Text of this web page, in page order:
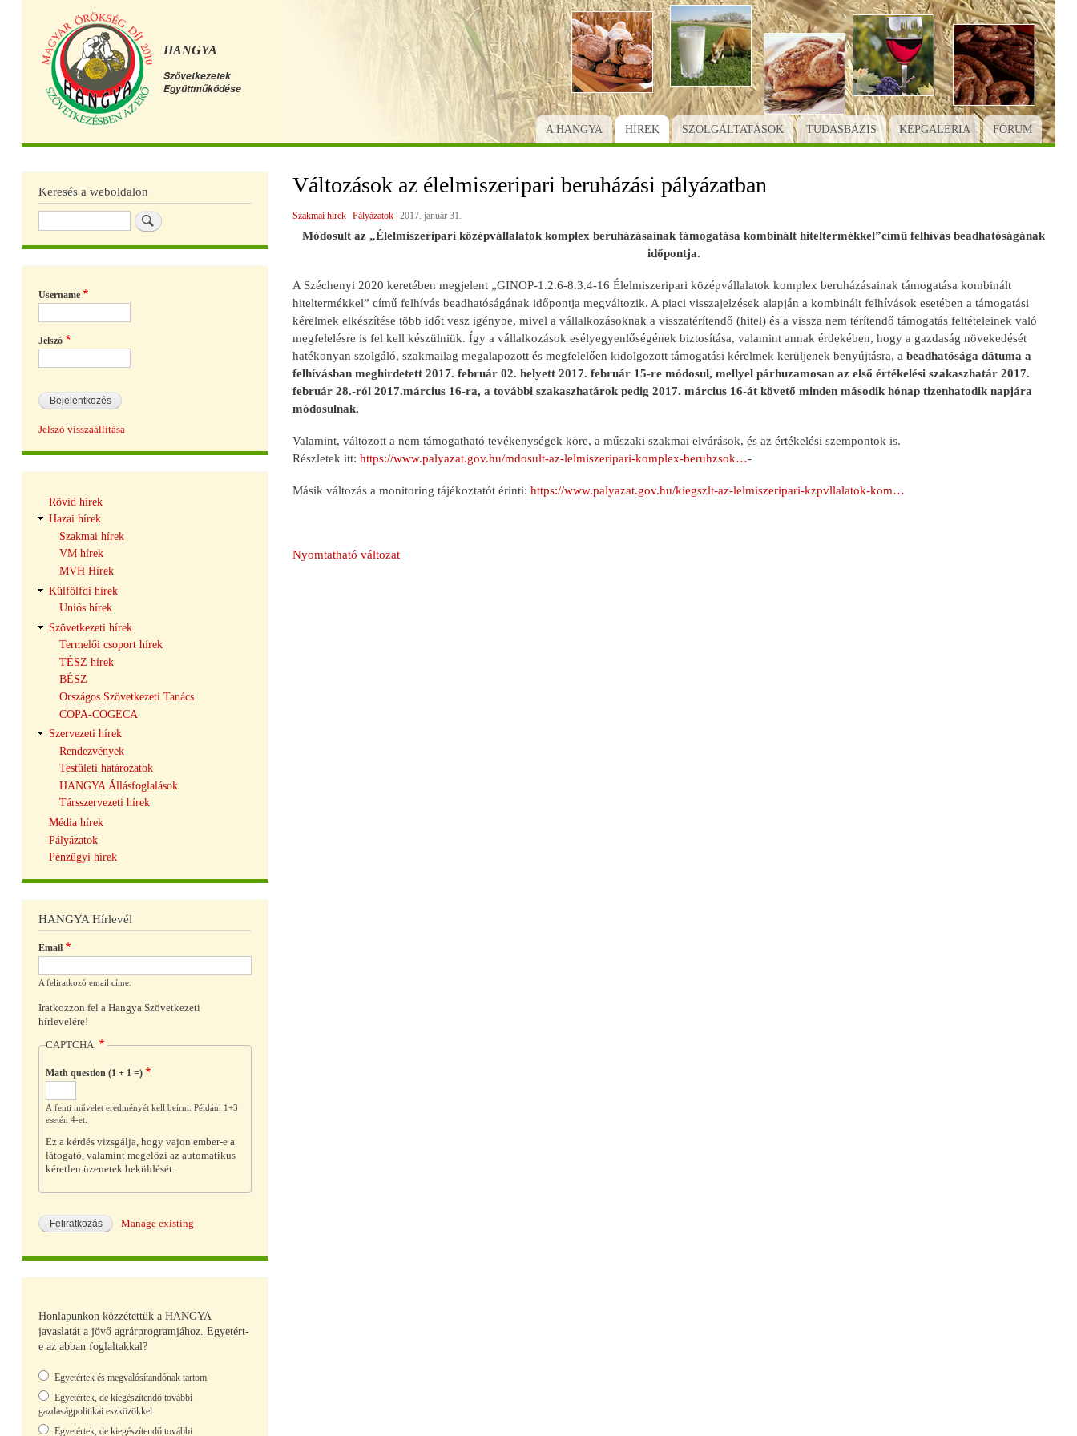
Ugrás
a
tartalomra
HANGYA
Szövetkezetek
Együttműködése
Főmenü
A HANGYA HÍREK SZOLGÁLTATÁSOK TUDÁSBÁZIS KÉPGALÉRIA FÓRUM
Változások az élelmiszeripari beruházási pályázatban
Szakmai hírek Pályázatok 2017. január 31.
Módosult az „Élelmiszeripari középvállalatok komplex beruházásainak támogatása kombinált hiteltermékkel”című felhívás beadhatóságának
időpontja.
A Széchenyi 2020 keretében megjelent „GINOP-1.2.6-8.3.4-16 Élelmiszeripari középvállalatok komplex beruházásainak támogatása kombinált
hiteltermékkel” című felhívás beadhatóságának időpontja megváltozik. A piaci visszajelzések alapján a kombinált felhívások esetében a támogatási
kérelmek elkészítése több időt vesz igénybe, mivel a vállalkozásoknak a visszatérítendő (hitel) és a vissza nem térítendő támogatás feltételeinek való
megfelelésre is fel kell készülniük. Így a vállalkozások esélyegyenlőségének biztosítása, valamint annak érdekében, hogy a gazdaság növekedését
hatékonyan szolgáló, szakmailag megalapozott és megfelelően kidolgozott támogatási kérelmek kerüljenek benyújtásra, a beadhatósága dátuma a
felhívásban meghirdetett 2017. február 02. helyett 2017. február 15-re módosul, mellyel párhuzamosan az első értékelési szakaszhatár 2017.
február 28.-ról 2017.március 16-ra, a további szakaszhatárok pedig 2017. március 16-át követő minden második hónap tizenhatodik napjára
módosulnak.
Valamint, változott a nem támogatható tevékenységek köre, a műszaki szakmai elvárások, és az értékelési szempontok is.
Részletek itt: https://www.palyazat.gov.hu/mdosult-az-lelmiszeripari-komplex-beruhzsok…-
Másik változás a monitoring tájékoztatót érinti: https://www.palyazat.gov.hu/kiegszlt-az-lelmiszeripari-kzpvllalatok-kom…
Nyomtatható változat
Keresés a weboldalon
Username
Jelszó
Jelszó visszaállítása
navigáció
Rövid hírek
Hazai hírek
Szakmai hírek
VM hírek
MVH Hírek
Külfölfdi hírek
Uniós hírek
Szövetkezeti hírek
Termelői csoport hírek
TÉSZ hírek
BÉSZ
Országos Szövetkezeti Tanács
COPA-COGECA
Szervezeti hírek
Rendezvények
Testületi határozatok
HANGYA Állásfoglalások
Társszervezeti hírek
Média hírek
Pályázatok
Pénzügyi hírek
HANGYA Hírlevél
Email
A feliratkozó email címe.
Iratkozzon fel a Hangya Szövetkezeti
hírlevelére!
CAPTCHA
Math question (1 + 1 =)
A fenti művelet eredményét kell beírni. Például 1+3
esetén 4-et.
Ez a kérdés vizsgálja, hogy vajon ember-e a
látogató, valamint megelőzi az automatikus
kéretlen üzenetek beküldését.
Manage existing
Honlapunkon közzétettük a HANGYA
javaslatát a jövő agrárprogramjához. Egyetért-
e az abban foglaltakkal?
Választások
Egyetértek és megvalósítandónak tartom
Egyetértek, de kiegészítendő további
gazdaságpolitikai eszközökkel
Egyetértek, de kiegészítendő további